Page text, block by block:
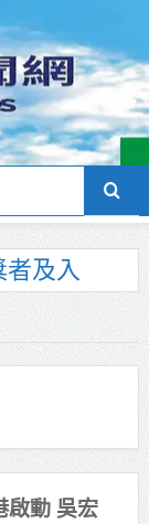
者及入
蔡順元
日補助
態測試
啟動 吳宏